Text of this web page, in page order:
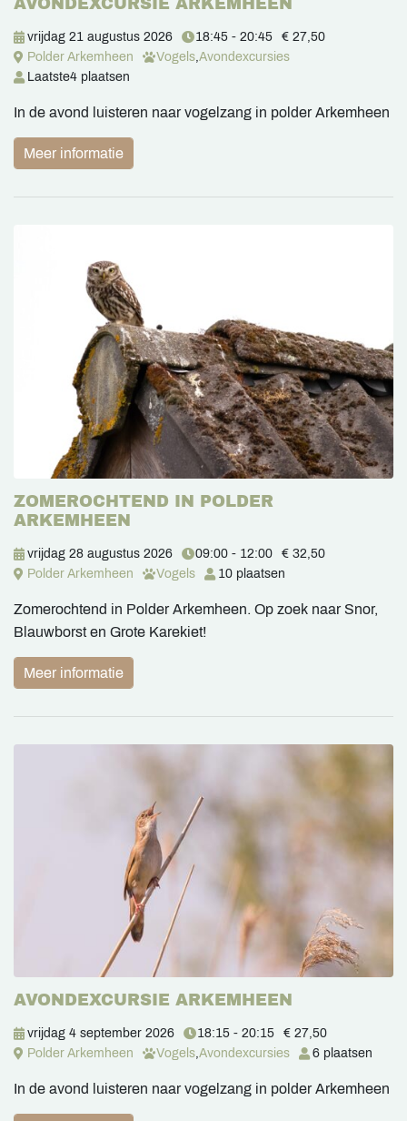
AVONDEXCURSIE ARKEMHEEN
vrijdag 21 augustus 2026 18:45 - 20:45
€ 27,50
Polder Arkemheen
Vogels,Avondexcursies
Laatste4 plaatsen
In de avond luisteren naar vogelzang in polder Arkemheen
Meer informatie
ZOMEROCHTEND IN POLDER
ARKEMHEEN
vrijdag 28 augustus 2026 09:00 - 12:00
€ 32,50
Polder Arkemheen
Vogels 10 plaatsen
Zomerochtend in Polder Arkemheen. Op zoek naar Snor,
Blauwborst en Grote Karekiet!
Meer informatie
AVONDEXCURSIE ARKEMHEEN
vrijdag 4 september 2026 18:15 - 20:15
€ 27,50
Polder Arkemheen
Vogels,Avondexcursies 6 plaatsen
In de avond luisteren naar vogelzang in polder Arkemheen